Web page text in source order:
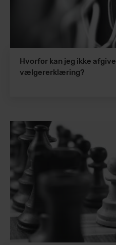
Hvorfor kan jeg ikke afgive
vælgererklæring?